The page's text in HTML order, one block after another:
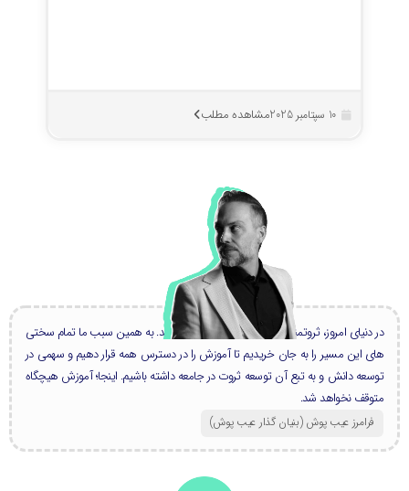
مشاهده مطلب
در دنیای امروز، ثروتمندان بزرگ، همه دانشمند هستند. به همین سبب ما تمام سختی
های این مسیر را به جان خریدیم تا آموزش را در دسترس همه قرار دهیم و سهمی در
توسعه دانش و به تبع آن توسعه ثروت در جامعه داشته باشیم. اینجا؛ آموزش هیچگاه
متوقف نخواهد شد.
فرامرز عیب پوش (بنیان گذار عیب پوش​)